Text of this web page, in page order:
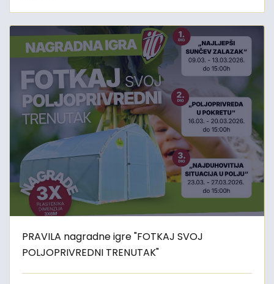
PRAVILA nagradne igre "FOTKAJ SVOJ
POLJOPRIVREDNI TRENUTAK"